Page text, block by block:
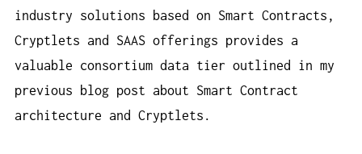
industry solutions based on Smart Contracts,
Cryptlets and SAAS offerings provides a
valuable consortium data tier outlined in my
previous blog post about Smart Contract
architecture and Cryptlets.